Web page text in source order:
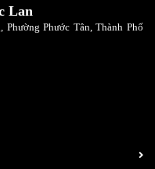
Lan
Phước Tân, Thành Phố